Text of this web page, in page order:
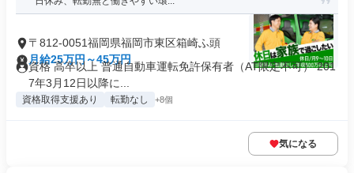
〒812-0051福岡県福岡市東区箱崎ふ頭
月給25万円～45万円
資格 高卒以上 普通自動車運転免許保有者（AT限定不可） 201
7年3月12日以降に...
資格取得支援あり 転勤なし +8個
気になる